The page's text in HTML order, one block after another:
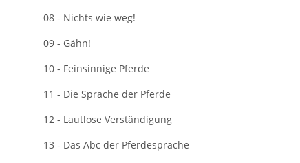
08 - Nichts wie weg!
09 - Gähn!
10 - Feinsinnige Pferde
11 - Die Sprache der Pferde
12 - Lautlose Verständigung
13 - Das Abc der Pferdesprache